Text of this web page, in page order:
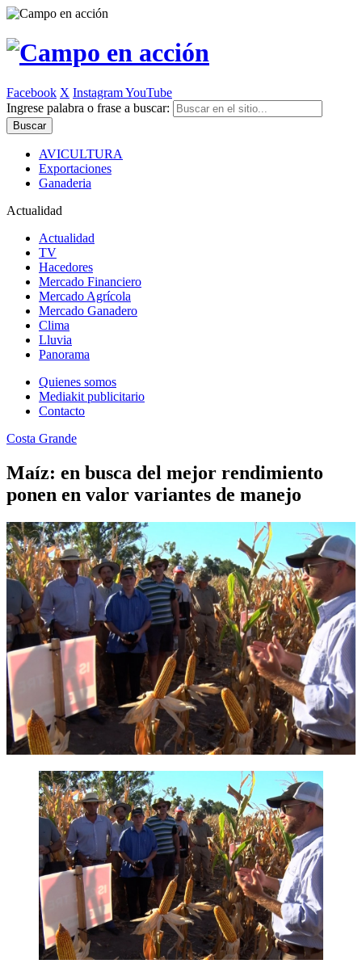
Facebook X InstagramYouTube
Ingrese palabra o frase a buscar:
AVICULTURA
Exportaciones
Ganaderia
Actualidad
Actualidad
TV
Hacedores
Mercado Financiero
Mercado Agrícola
Mercado Ganadero
Clima
Lluvia
Panorama
Quienes somos
Mediakit publicitario
Contacto
Costa Grande
Maíz: en busca del mejor rendimiento
ponen en valor variantes de manejo